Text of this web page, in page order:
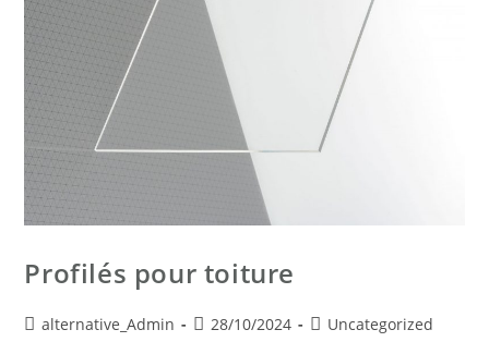
Profilés pour toiture
alternative_Admin 28/10/2024 Uncategorized